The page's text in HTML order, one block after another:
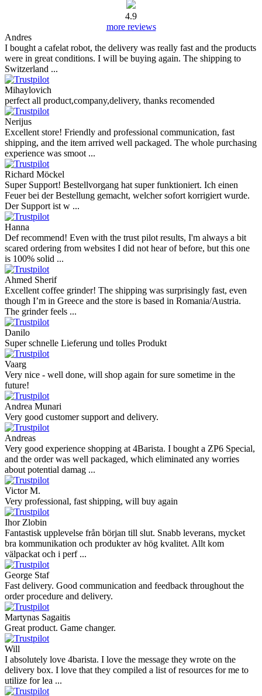
4.9
more reviews
Andres
I bought a cafelat robot, the delivery was really fast and the products
were in great conditions. I will be buying again. The shipping to
Switzerland ...
Mihaylovich
perfect all product,company,delivery, thanks recomended
Nerijus
Excellent store! Friendly and professional communication, fast
shipping, and the item arrived well packaged. The whole purchasing
experience was smoot ...
Richard Möckel
Super Support! Bestellvorgang hat super funktioniert. Ich einen
Feuer bei der Bestellung gemacht, welcher sofort korrigiert wurde.
Der Support ist w ...
Hanna
Def recommend! Even with the trust pilot results, I'm always a bit
scared ordering from websites I did not hear of before, but this one
is 100% solid ...
Ahmed Sherif
Excellent coffee grinder! The shipping was surprisingly fast, even
though I’m in Greece and the store is based in Romania/Austria.
The grinder feels ...
Danilo
Super schnelle Lieferung und tolles Produkt
Vaarg
Very nice - well done, will shop again for sure sometime in the
future!
Andrea Munari
Very good customer support and delivery.
Andreas
Very good experience shopping at 4Barista. I bought a ZP6 Special,
and the order was well packaged, which eliminated any worries
about potential damag ...
Victor M.
Very professional, fast shipping, will buy again
Ihor Zlobin
Fantastisk upplevelse från början till slut. Snabb leverans, mycket
bra kommunikation och produkter av hög kvalitet. Allt kom
välpackat och i perf ...
George Staf
Fast delivery. Good communication and feedback throughout the
order procedure and delivery.
Martynas Sagaitis
Great product. Game changer.
Will
I absolutely love 4barista. I love the message they wrote on the
delivery box. I love that they compiled a list of resources for me to
utilize for lea ...